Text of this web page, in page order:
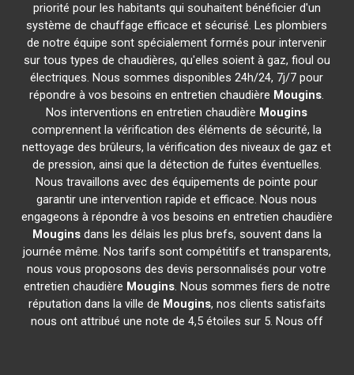
priorité pour les habitants qui souhaitent bénéficier d'un
système de chauffage efficace et sécurisé. Les plombiers
de notre équipe sont spécialement formés pour intervenir
sur tous types de chaudières, qu'elles soient à gaz, fioul ou
électriques. Nous sommes disponibles 24h/24, 7j/7 pour
répondre à vos besoins en entretien chaudière Mougins.
Nos interventions en entretien chaudière Mougins
comprennent la vérification des éléments de sécurité, la
nettoyage des brûleurs, la vérification des niveaux de gaz et
de pression, ainsi que la détection de fuites éventuelles.
Nous travaillons avec des équipements de pointe pour
garantir une intervention rapide et efficace. Nous nous
engageons à répondre à vos besoins en entretien chaudière
Mouginsdans les délais les plus brefs, souvent dans la
journée même. Nos tarifs sont compétitifs et transparents,
nous vous proposons des devis personnalisés pour votre
entretien chaudière Mougins. Nous sommes fiers de notre
réputation dans la ville de Mougins, nos clients satisfaits
nous ont attribué une note de 4,5 étoiles sur 5. Nous off